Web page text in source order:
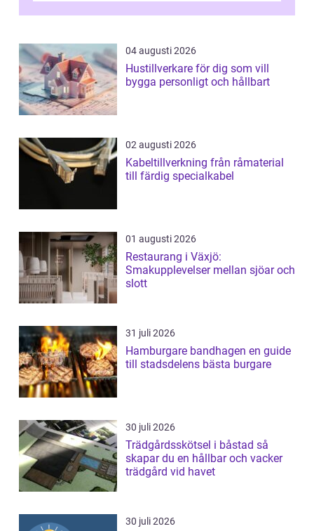
04 augusti 2026
Hustillverkare för dig som vill
bygga personligt och hållbart
02 augusti 2026
Kabeltillverkning från råmaterial
till färdig specialkabel
01 augusti 2026
Restaurang i Växjö:
Smakupplevelser mellan sjöar och
slott
31 juli 2026
Hamburgare bandhagen en guide
till stadsdelens bästa burgare
30 juli 2026
Trädgårdsskötsel i båstad så
skapar du en hållbar och vacker
trädgård vid havet
30 juli 2026